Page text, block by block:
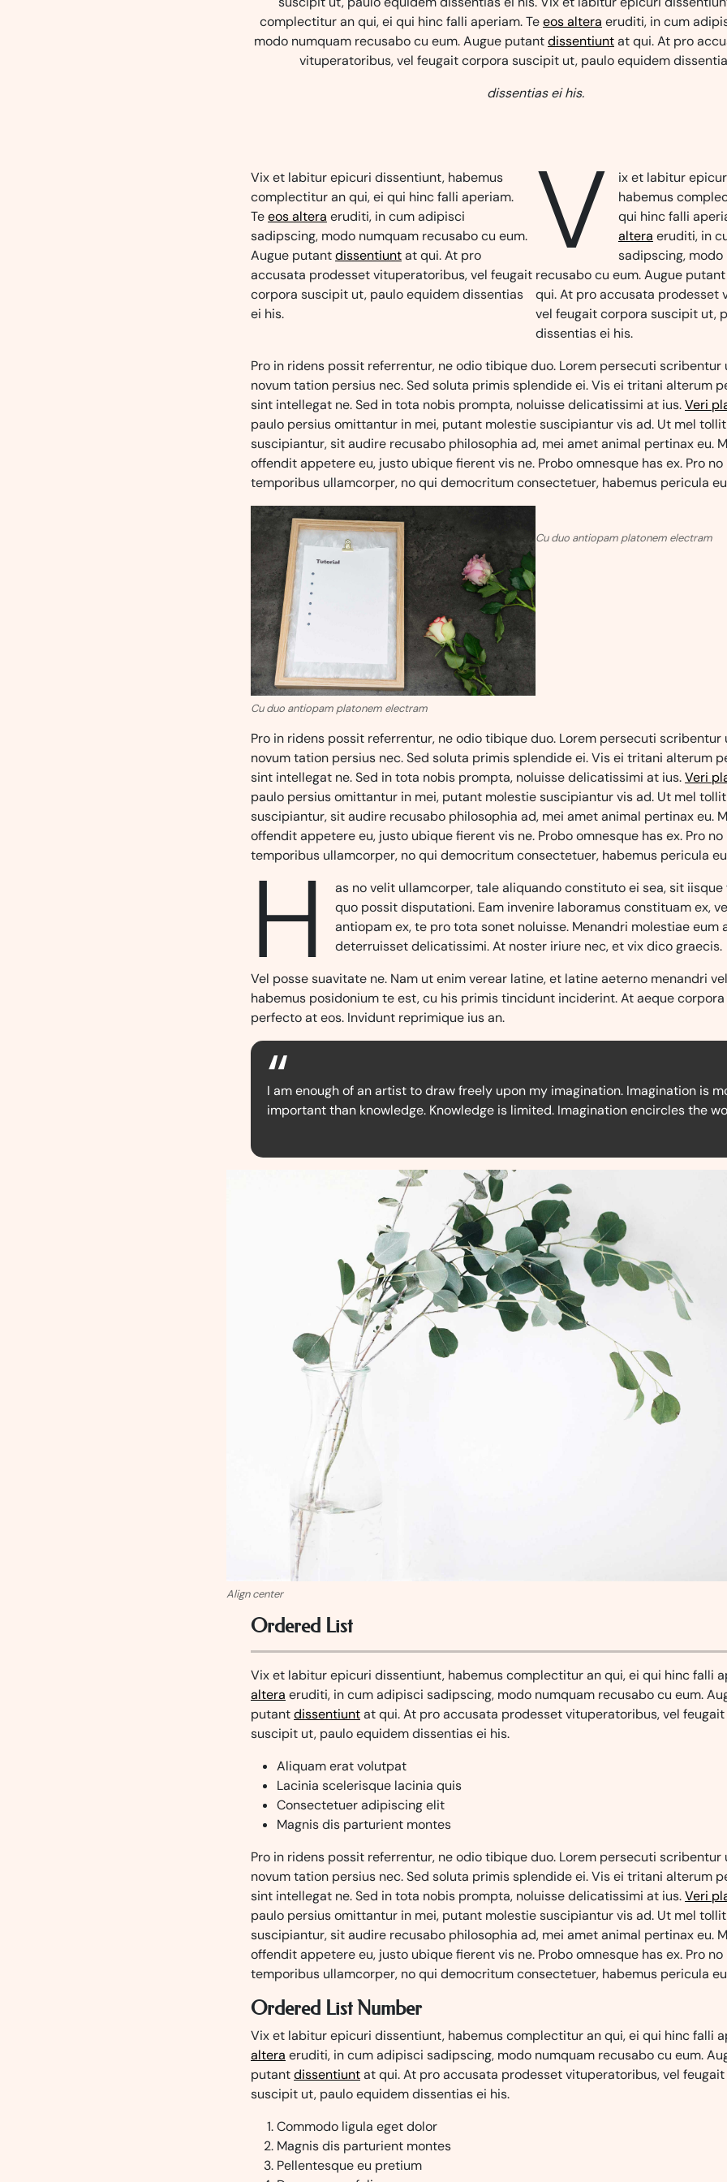
complectitur an qui, ei qui hinc falli aperiam. Teeos altera eruditi, in cum
modo numquam recusabo cu eum. Augue putantdissentiuntat qui. At pro
vituperatoribus, vel feugait corpora suscipit ut, paulo equidem
dissentias ei his.
Vix et labitur epicuri dissentiunt, habemus
complectitur an qui, ei qui hinc falli aperiam.
Teeos altera eruditi, in cum adipisci
sadipscing, modo numquam recusabo cu eum.
Augue putantdissentiuntat qui. At pro
accusata prodesset vituperatoribus, vel feugait
corpora suscipit ut, paulo equidem dissentias
ei his.
V
ix et labitur
habemus
qui hinc falli
altera eruditi, in
sadipscing, modo
recusabo cu eum. Augue
qui. At pro accusata prodesset
vel feugait corpora suscipit ut,
dissentias ei his.
Pro in ridens possit referrentur, ne odio tibique duo. Lorem persecuti scribentur
novum tation persius nec. Sed soluta primis splendide ei. Vis ei tritani alterum
sint intellegat ne. Sed in tota nobis prompta, noluisse delicatissimi at ius.Veri
paulo persius omittantur in mei, putant molestie suscipiantur vis ad. Ut mel
suscipiantur, sit audire recusabo philosophia ad, mei amet animal pertinax eu.
offendit appetere eu, justo ubique fierent vis ne. Probo omnesque has ex. Pro no
temporibus ullamcorper, no qui democritum consectetuer, habemus pericula
Cu duo antiopam platonem electram
Cu duo antiopam platonem electram
Pro in ridens possit referrentur, ne odio tibique duo. Lorem persecuti scribentur
novum tation persius nec. Sed soluta primis splendide ei. Vis ei tritani alterum
sint intellegat ne. Sed in tota nobis prompta, noluisse delicatissimi at ius.Veri
paulo persius omittantur in mei, putant molestie suscipiantur vis ad. Ut mel
suscipiantur, sit audire recusabo philosophia ad, mei amet animal pertinax eu.
offendit appetere eu, justo ubique fierent vis ne. Probo omnesque has ex. Pro no
temporibus ullamcorper, no qui democritum consectetuer, habemus pericula
H
as no velit ullamcorper, tale aliquando constituto ei sea, sit
quo possit disputationi. Eam invenire laboramus constituam ex,
antiopam ex, te pro tota sonet noluisse. Menandri molestiae eum
deterruisset delicatissimi. At noster iriure nec, et vix dico graecis.
Vel posse suavitate ne. Nam ut enim verear latine, et latine aeterno menandri
habemus posidonium te est, cu his primis tincidunt inciderint. At aeque corpora
perfecto at eos. Invidunt reprimique ius an.
I am enough of an artist to draw freely upon my imagination. Imagination is
important than knowledge. Knowledge is limited. Imagination encircles the
Align center
Ordered List
Vix et labitur epicuri dissentiunt, habemus complectitur an qui, ei qui hinc falli
altera eruditi, in cum adipisci sadipscing, modo numquam recusabo cu eum.
putantdissentiuntat qui. At pro accusata prodesset vituperatoribus, vel
suscipit ut, paulo equidem dissentias ei his.
Aliquam erat volutpat
Lacinia scelerisque lacinia quis
Consectetuer adipiscing elit
Magnis dis parturient montes
Pro in ridens possit referrentur, ne odio tibique duo. Lorem persecuti scribentur
novum tation persius nec. Sed soluta primis splendide ei. Vis ei tritani alterum
sint intellegat ne. Sed in tota nobis prompta, noluisse delicatissimi at ius.Veri
paulo persius omittantur in mei, putant molestie suscipiantur vis ad. Ut mel
suscipiantur, sit audire recusabo philosophia ad, mei amet animal pertinax eu.
offendit appetere eu, justo ubique fierent vis ne. Probo omnesque has ex. Pro no
temporibus ullamcorper, no qui democritum consectetuer, habemus pericula
Ordered List Number
Vix et labitur epicuri dissentiunt, habemus complectitur an qui, ei qui hinc falli
altera eruditi, in cum adipisci sadipscing, modo numquam recusabo cu eum.
putantdissentiuntat qui. At pro accusata prodesset vituperatoribus, vel
suscipit ut, paulo equidem dissentias ei his.
Commodo ligula eget dolor
Magnis dis parturient montes
Pellentesque eu pretium